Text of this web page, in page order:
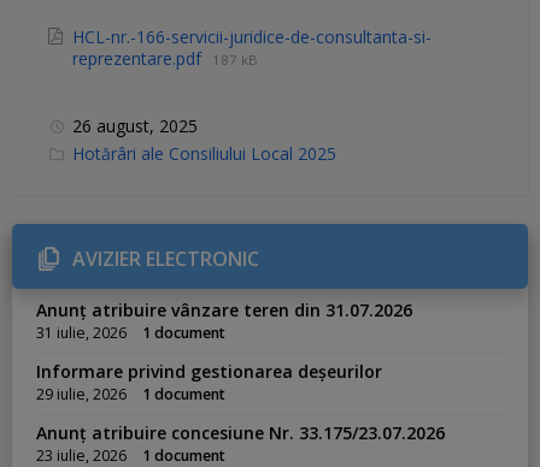
HCL-nr.-166-servicii-juridice-de-consultanta-si-
reprezentare.pdf 187 kB
26 august, 2025
C
r
i
e
s
Hotărâri ale Consiliului Local 2025
AVIZIER ELECTRONIC
Anunț atribuire vânzare teren din 31.07.2026
31 iulie, 2026 1 document
Informare privind gestionarea deșeurilor
29 iulie, 2026 1 document
Anunț atribuire concesiune Nr. 33.175/23.07.2026
23 iulie, 2026 1 document